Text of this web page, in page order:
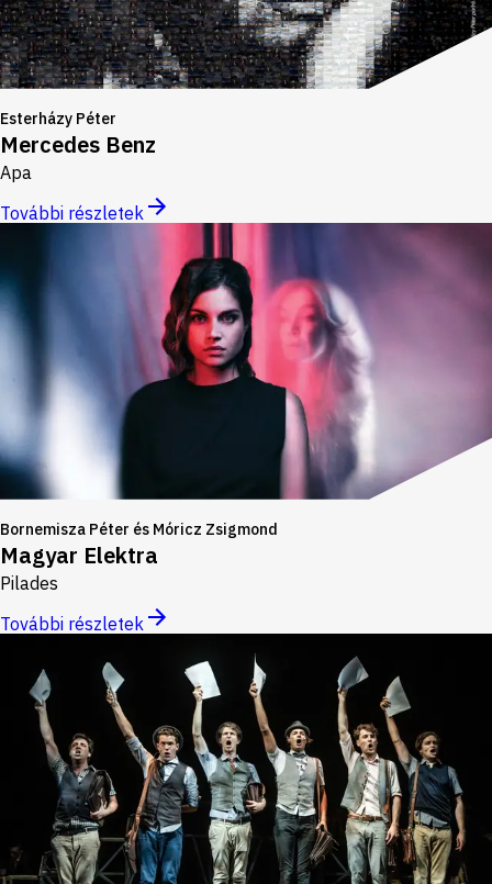
Esterházy Péter
Mercedes Benz
Apa
További részletek
Bornemisza Péter és Móricz Zsigmond
Magyar Elektra
Pilades
További részletek